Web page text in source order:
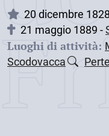
20 dicembre
21 maggio 1889 -
Luoghi di attività:
Scodovacca